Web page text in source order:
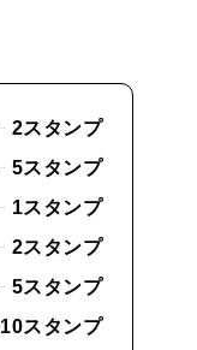
2スタンプ
5スタンプ
1スタンプ
2スタンプ
5スタンプ
10スタンプ